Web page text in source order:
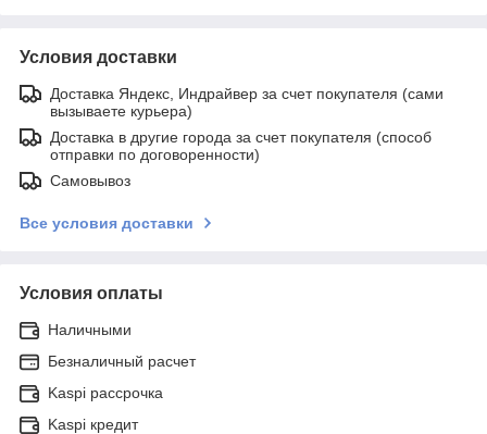
Условия доставки
Доставка Яндекс, Индрайвер за счет покупателя (сами
вызываете курьера)
Доставка в другие города за счет покупателя (способ
отправки по договоренности)
Самовывоз
Все условия доставки
Условия оплаты
Наличными
Безналичный расчет
Kaspi рассрочка
Kaspi кредит